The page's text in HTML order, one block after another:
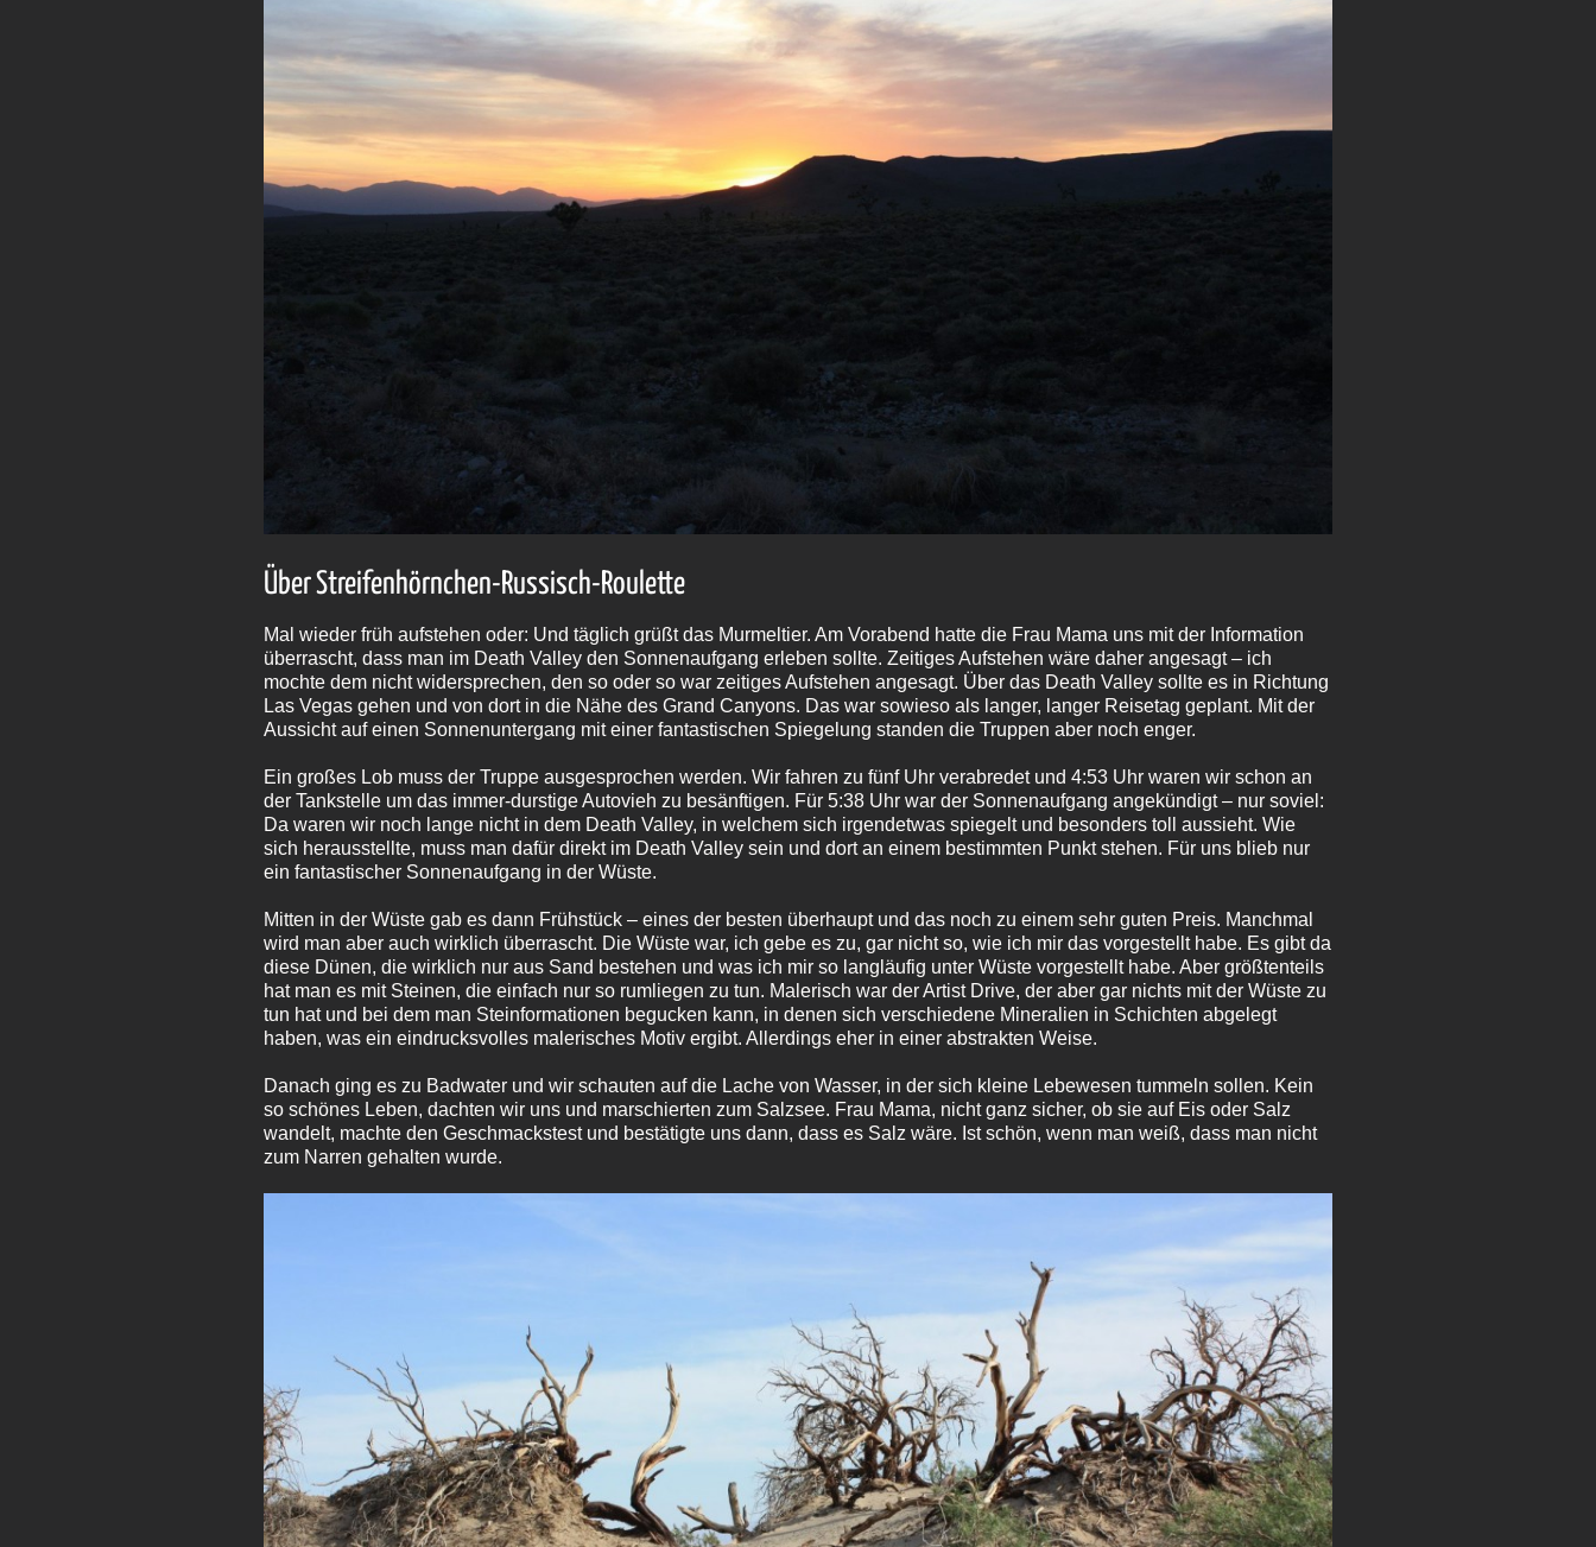
Über Streifenhörnchen-Russisch-Roulette
Mal wieder früh aufstehen oder: Und täglich grüßt das Murmeltier. Am Vorabend hatte die Frau Mama uns mit der Information
überrascht, dass man im Death Valley den Sonnenaufgang erleben sollte. Zeitiges Aufstehen wäre daher angesagt – ich
mochte dem nicht widersprechen, den so oder so war zeitiges Aufstehen angesagt. Über das Death Valley sollte es in Richtung
Las Vegas gehen und von dort in die Nähe des Grand Canyons. Das war sowieso als langer, langer Reisetag geplant. Mit der
Aussicht auf einen Sonnenuntergang mit einer fantastischen Spiegelung standen die Truppen aber noch enger.
Ein großes Lob muss der Truppe ausgesprochen werden. Wir fahren zu fünf Uhr verabredet und 4:53 Uhr waren wir schon an
der Tankstelle um das immer-durstige Autovieh zu besänftigen. Für 5:38 Uhr war der Sonnenaufgang angekündigt – nur soviel:
Da waren wir noch lange nicht in dem Death Valley, in welchem sich irgendetwas spiegelt und besonders toll aussieht. Wie
sich herausstellte, muss man dafür direkt im Death Valley sein und dort an einem bestimmten Punkt stehen. Für uns blieb nur
ein fantastischer Sonnenaufgang in der Wüste.
Mitten in der Wüste gab es dann Frühstück – eines der besten überhaupt und das noch zu einem sehr guten Preis. Manchmal
wird man aber auch wirklich überrascht. Die Wüste war, ich gebe es zu, gar nicht so, wie ich mir das vorgestellt habe. Es gibt da
diese Dünen, die wirklich nur aus Sand bestehen und was ich mir so langläufig unter Wüste vorgestellt habe. Aber größtenteils
hat man es mit Steinen, die einfach nur so rumliegen zu tun. Malerisch war der Artist Drive, der aber gar nichts mit der Wüste zu
tun hat und bei dem man Steinformationen begucken kann, in denen sich verschiedene Mineralien in Schichten abgelegt
haben, was ein eindrucksvolles malerisches Motiv ergibt. Allerdings eher in einer abstrakten Weise.
Danach ging es zu Badwater und wir schauten auf die Lache von Wasser, in der sich kleine Lebewesen tummeln sollen. Kein
so schönes Leben, dachten wir uns und marschierten zum Salzsee. Frau Mama, nicht ganz sicher, ob sie auf Eis oder Salz
wandelt, machte den Geschmackstest und bestätigte uns dann, dass es Salz wäre. Ist schön, wenn man weiß, dass man nicht
zum Narren gehalten wurde.